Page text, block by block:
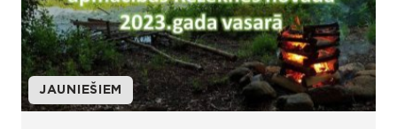
JAUNIEŠIEM